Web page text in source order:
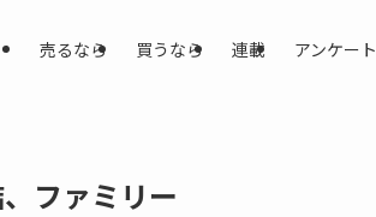
売るなら 買うなら 連載 アンケート
ファミリー